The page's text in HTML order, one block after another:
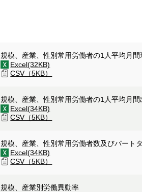
規模、産業、性別常用労働者の1人平均月間
Excel(32KB)
CSV（5KB）
規模、産業、性別常用労働者の1人平均月
Excel(34KB)
CSV（5KB）
規模、産業、性別常用労働者数及びパート
Excel(34KB)
CSV（5KB）
規模、産業別労働異動率